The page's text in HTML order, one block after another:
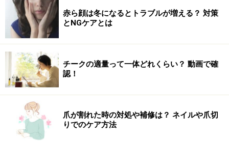
赤ら顔は冬になるとトラブルが増える？ 対策
とNGケアとは
チークの適量って一体どれくらい？ 動画で確
認！
爪が割れた時の対処や補修は？ ネイルや爪切
りでのケア方法